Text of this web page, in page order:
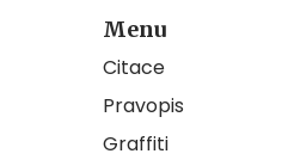
Menu
Citace
Pravopis
Graffiti